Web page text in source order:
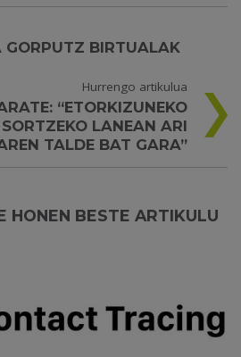
GORPUTZ BIRTUALAK
Hurrengo artikulua
“ETORKIZUNEKO
LANEAN ARI
TALDE BAT GARA”
HONEN BESTE ARTIKULU